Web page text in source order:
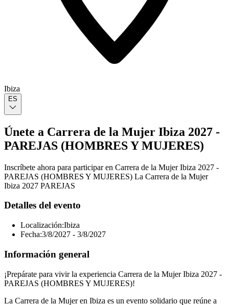
Ibiza
ES
Únete a Carrera de la Mujer Ibiza 2027 -
PAREJAS (HOMBRES Y MUJERES)
Inscríbete ahora para participar en Carrera de la Mujer Ibiza 2027 -
PAREJAS (HOMBRES Y MUJERES) La Carrera de la Mujer
Ibiza 2027 PAREJAS
Detalles del evento
Localización:Ibiza
Fecha:3/8/2027 - 3/8/2027
Información general
¡Prepárate para vivir la experiencia Carrera de la Mujer Ibiza 2027 -
PAREJAS (HOMBRES Y MUJERES)!
La Carrera de la Mujer en Ibiza es un evento solidario que reúne a